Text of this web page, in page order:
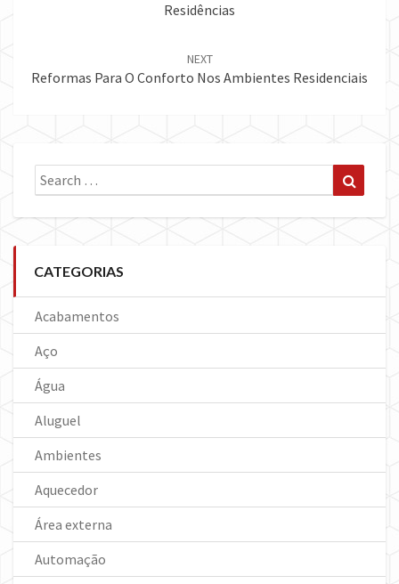
Residências
NEXT
Reformas Para O Conforto Nos Ambientes Residenciais
Search
for:
CATEGORIAS
Acabamentos
Aço
Água
Aluguel
Ambientes
Aquecedor
Área externa
Automação